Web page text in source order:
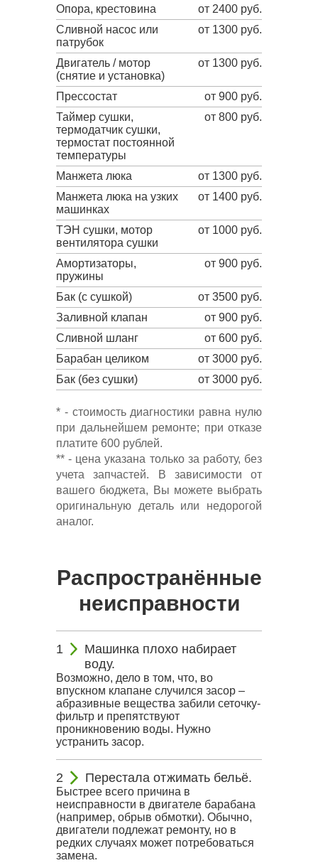
Опора, крестовина
от 2400 руб.
Сливной насос или
патрубок
от 1300 руб.
Двигатель / мотор
(снятие и установка)
от 1300 руб.
Прессостат
от 900 руб.
Таймер сушки,
термодатчик сушки,
термостат постоянной
температуры
от 800 руб.
Манжета люка
от 1300 руб.
Манжета люка на узких
машинках
от 1400 руб.
ТЭН сушки, мотор
вентилятора сушки
от 1000 руб.
Амортизаторы,
пружины
от 900 руб.
Бак (с сушкой)
от 3500 руб.
Заливной клапан
от 900 руб.
Сливной шланг
от 600 руб.
Барабан целиком
от 3000 руб.
Бак (без сушки)
от 3000 руб.
* - стоимость диагностики равна нулю
при дальнейшем ремонте; при отказе
платите 600 рублей.
** - цена указана только за работу, без
учета запчастей. В зависимости от
вашего бюджета, Вы можете выбрать
оригинальную деталь или недорогой
аналог.
Распространённые
неисправности
Машинка плохо набирает
воду.
Возможно, дело в том, что, во
впускном клапане случился засор –
абразивные вещества забили сеточку-
фильтр и препятствуют
проникновению воды. Нужно
устранить засор.
Перестала отжимать бельё.
Быстрее всего причина в
неисправности в двигателе барабана
(например, обрыв обмотки). Обычно,
двигатели подлежат ремонту, но в
редких случаях может потребоваться
замена.